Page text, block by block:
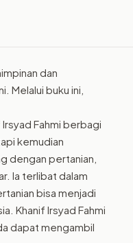
dan
Melalui buku ini,
Fahmi berbagi
kemudian
dengan pertanian,
Ia terlibat dalam
bisa menjadi
Khanif Irsyad Fahmi
dapat mengambil